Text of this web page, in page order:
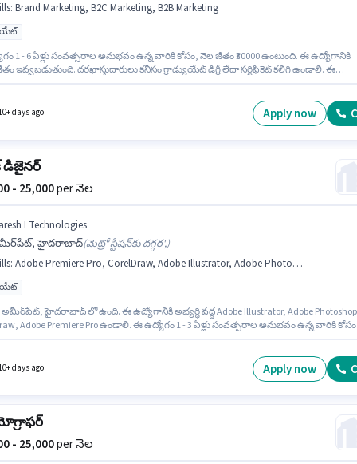
: Brand Marketing, B2C Marketing, B2B Marketing
1 - 6 ఏళ్లు సంవత్సరాల అనుభవం ఉన్న వారికి కోసం, నెల జీతం ₹30000 ఉంటుంది. ఈ ఉద్యోగానికి
ఇవ్వబడుతుంది. దరఖాస్తుదారులు కనీసం గ్రాడ్యుయేట్ డిగ్రీ లేదా సర్టిఫికెట్ కలిగి ఉండాలి. ఈ
గా చేరండి.
days ago Apply now
డిజైనర్
- 25,000per నెల
I Technologies
హైదరాబాద్(మెట్రో స్టేషన్‌కు దగ్గర',)
: Adobe Premiere Pro, CorelDraw, Adobe Illustrator, Adobe Photoshop
హైదరాబాద్ లో ఉంది. ఈ ఉద్యోగానికి అభ్యర్థి వద్ద Adobe Illustrator, Adobe
Adobe Premiere Pro ఉండాలి. ఈ ఉద్యోగం 1 - 3 ఏళ్లు సంవత్సరాల అనుభవం ఉన్న వారికి కోసం
లో గ్రాఫిక్ / వెబ్ డిజైనర్ విభాగంలో గ్రాఫిక్ డిజైనర్ గా చేరండి.
days ago Apply now
- 25,000per నెల